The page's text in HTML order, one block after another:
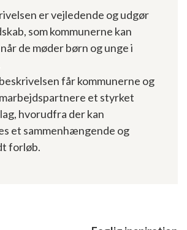
er vejledende og udgør
som kommunerne kan
de møder børn og unge i
får kommunerne og
et styrket
hvorudfra der kan
et sammenhængende og
forløb.